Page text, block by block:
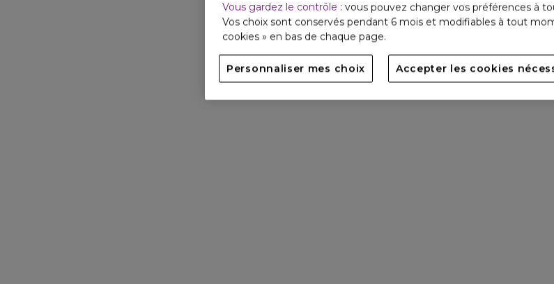
Vous gardez le contrôle : vous pouvez changer vos préférences à
Vos choix sont conservés pendant 6 mois et modifiables à tout
cookies » en bas de chaque page.
Personnaliser mes choix Accepter les cookies